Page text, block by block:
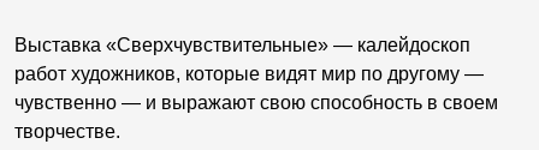
Выставка «Сверхчувствительные» — калейдоскоп
работ художников, которые видят мир по другому —
чувственно — и выражают свою способность в своем
творчестве.